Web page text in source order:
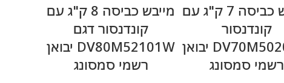
מייבש כביסה 7 ק"ג עם
קונדנסור
DV70M5020KW יבואן
רשמי סמסונג
מייבש כביסה 8 ק"ג עם
קונדנסור דגם
DV80M52101W יבואן
רשמי סמסונג